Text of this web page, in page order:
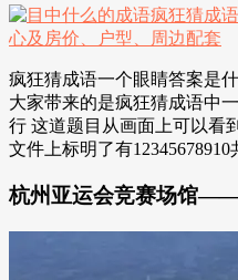
疯狂猜成语一个眼睛答案是
大家带来的是疯狂猜成语中
行 这道题目从画面上可以看
文件上标明了有
杭州亚运会竞赛场馆